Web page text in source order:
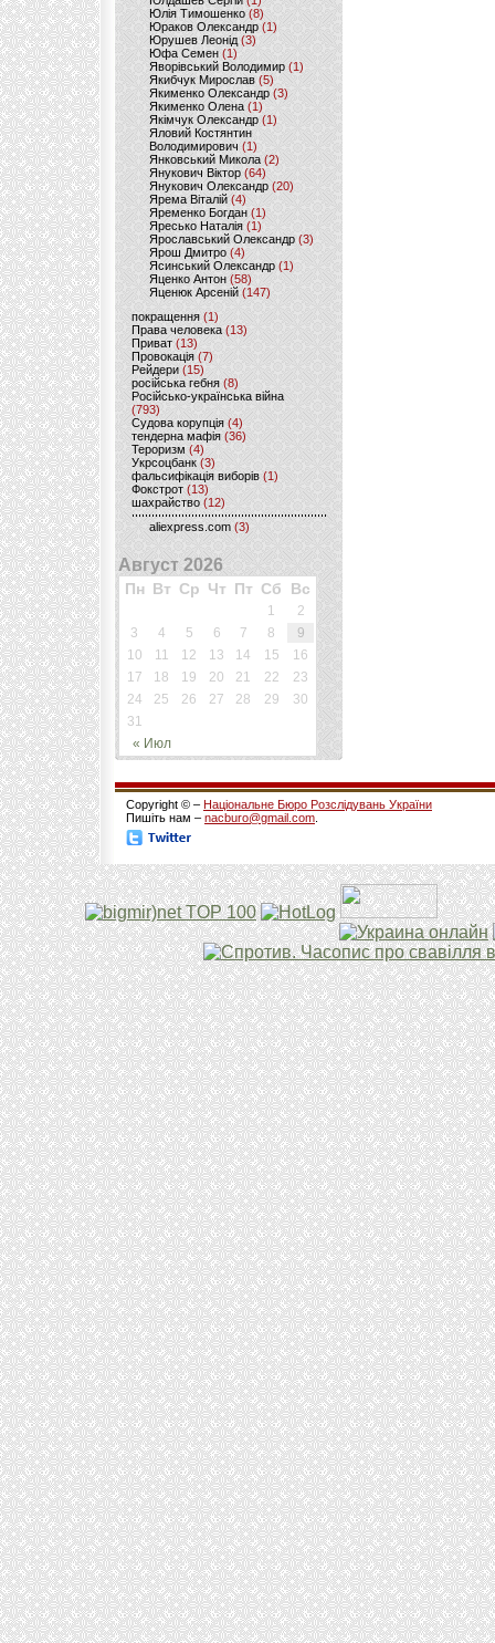
Юлія Тимошенко (8)
Юраков Олександр (1)
Юрушев Леонід (3)
Юфа Семен (1)
Яворівський Володимир (1)
Якибчук Мирослав (5)
Якименко Олександр (3)
Якименко Олена(1)
Якімчук Олександр (1)
Яловий Костянтин
Володимирович (1)
Янковський Микола(2)
Янукович Віктор (64)
Янукович Олександр(20)
Ярема Віталій(4)
Яременко Богдан(1)
Яресько Наталія(1)
Ярославський Олександр (3)
Ярош Дмитро (4)
Ясинський Олександр (1)
Яценко Антон(58)
Яценюк Арсеній (147)
покращення (1)
Права человека(13)
Приват (13)
Провокація (7)
Рейдери (15)
російська гебня (8)
Російсько-українська війна
(793)
Судова корупція (4)
тендерна мафія (36)
Тероризм (4)
Укрсоцбанк (3)
фальсифікація виборів (1)
Фокстрот(13)
шахрайство (12)
aliexpress.com (3)
Август 2026
Пн Вт Ср Чт Пт Сб Вс
« Июл
1
2
3
4 5 6 7 8
9
10
11 12 13 14 15
16
17
18 19 20 21 22
23
24
25 26 27 28 29
30
31
Copyright © – Національне Бюро Розслідувань України
Пишіть нам – nacburo@gmail.com